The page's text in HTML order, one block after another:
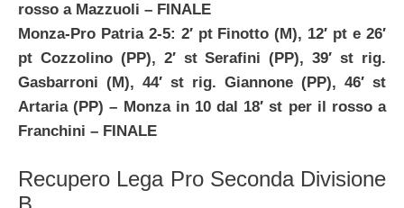
rosso a Mazzuoli – FINALE
Monza-Pro Patria 2-5: 2′ pt Finotto (M), 12′ pt e 26′
pt Cozzolino (PP), 2′ st Serafini (PP), 39′ st rig.
Gasbarroni (M), 44′ st rig. Giannone (PP), 46′ st
Artaria (PP) – Monza in 10 dal 18′ st per il rosso a
Franchini – FINALE
Recupero Lega Pro Seconda Divisione